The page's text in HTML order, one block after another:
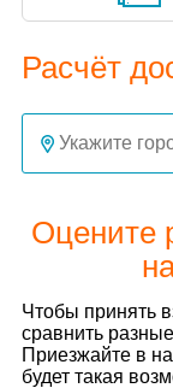
Расчёт
Оцените
Чтобы принять
сравнить
Приезжайте в
будет такая